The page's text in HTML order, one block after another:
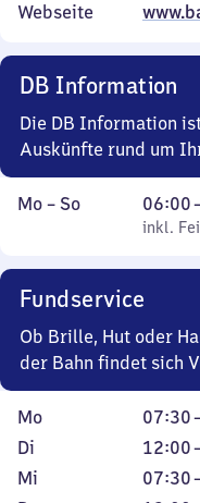
Webseite
DB Information
Die DB Information
Auskünfte rund um
Montag
Mo – So,
inkl. Feiertage
06:00
Von
6
0
Uhr
inkl.
Fundservice
Ob Brille, Hut oder
der Bahn findet sich
Montag
Mo 07:30
Von
7
Uhr
Dienstag
Di 12:00
Von
12
Uhr
Mittwoch
Mi 07:30
Von